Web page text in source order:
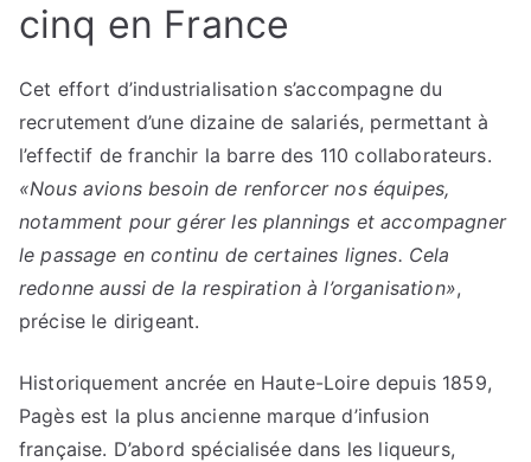
cinq en France
Cet effort d’industrialisation s’accompagne du
recrutement d’une dizaine de salariés, permettant à
l’effectif de franchir la barre des 110 collaborateurs.
«Nous avions besoin de renforcer nos équipes,
notamment pour gérer les plannings et accompagner
le passage en continu de certaines lignes. Cela
redonne aussi de la respiration à l’organisation»,
précise le dirigeant.
Historiquement ancrée en Haute-Loire depuis 1859,
Pagès est la plus ancienne marque d’infusion
française. D’abord spécialisée dans les liqueurs,